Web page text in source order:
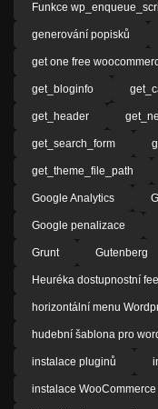
Funkce
generování popisků
get one free
get_bloginfo
get_header
get_search_form
get_theme_file_path
Google Analytics
Google penalizace
Grunt Gutenberg
Heuréka dostupnostní
horizontální menu
hudební šablona pro
instalace pluginů
instalace WooCommerce